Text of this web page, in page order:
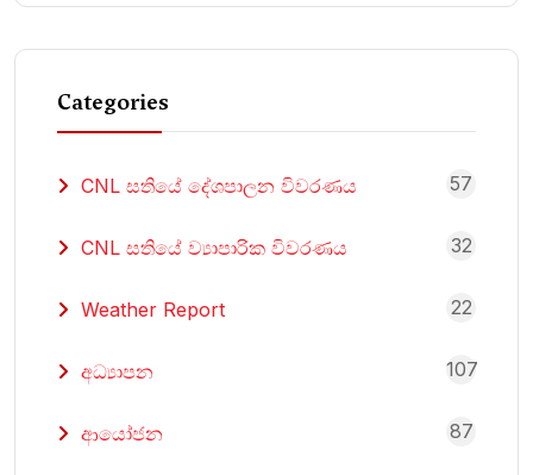
Categories
CNL සතියේ දේශපාලන විවරණය 57
CNL සතියේ ව්‍යාපාරික විවරණය 32
Weather Report 22
අධ්‍යාපන 107
ආයෝජන 87